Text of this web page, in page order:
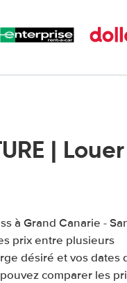
| Louer
à Grand Canarie -
prix entre plusieurs
désiré et vos dates
comparer les